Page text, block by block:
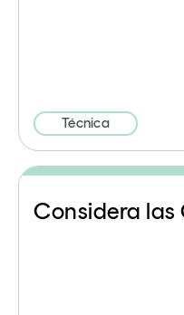
Técnica
Considera las